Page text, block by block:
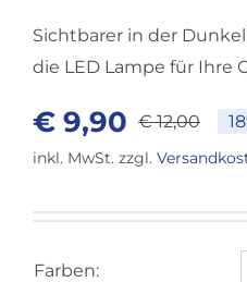
Sichtbarer in der
die LED Lampe für Ihre
€12,00
€
€9,90
€
inkl. MwSt. zzgl.
Farben: